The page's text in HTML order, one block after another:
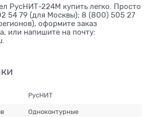
РусНИТ-224М купить легко. Просто
54 79 (для Москвы); 8 (800) 505 27
оформите заказ
или напишите на почту:
РусНИТ
Одноконтурные